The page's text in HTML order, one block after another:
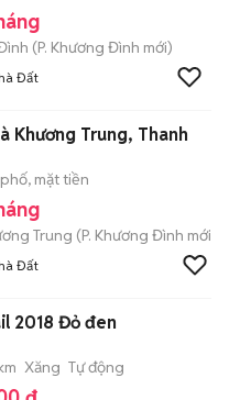
(P. Khương Đình mới)
Đất
Khương Trung, Thanh
mặt tiền
Trung (P. Khương Đình mới)
Đất
2018 Đỏ đen
Xăng Tự động